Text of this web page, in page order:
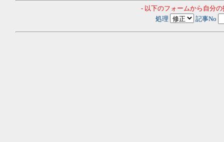
- 以下のフォームから自分
処理
記事No